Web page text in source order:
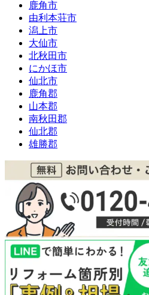
鹿角市
由利本荘市
潟上市
大仙市
北秋田市
にかほ市
仙北市
鹿角郡
山本郡
南秋田郡
仙北郡
雄勝郡